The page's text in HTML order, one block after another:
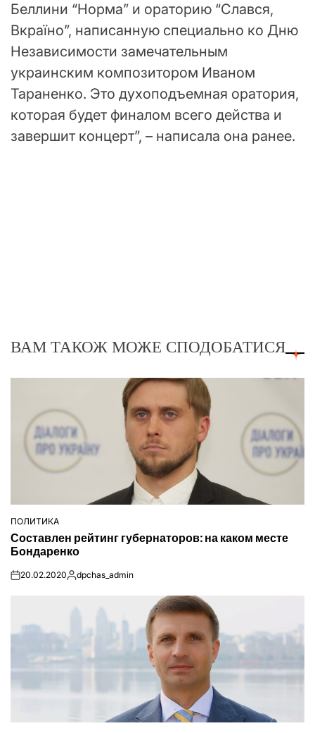
Беллини “Норма” и ораторию “Слався,
Вкраїно”, написанную специально ко Дню
Независимости замечательным
украинским композитором Иваном
Тараненко. Это духоподъемная оратория,
которая будет финалом всего действа и
завершит концерт”, – написала она ранее.
ВАМ ТАКОЖ МОЖЕ СПОДОБАТИСЯ
ОПУБЛІКУВАТИ
У
ПОЛИТИКА
Составлен рейтинг губернаторов: на каком месте
Бондаренко
on20.02.2020Опубліковано
dpchas_admin